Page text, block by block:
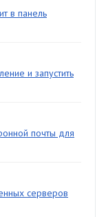
в панель
и запустить
почты для
серверов